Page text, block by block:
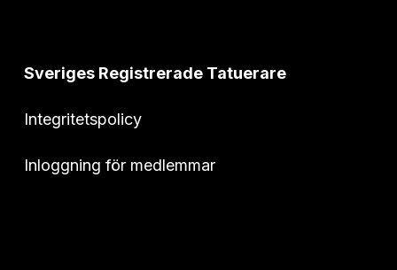
Sveriges Registrerade Tatuerare
Integritetspolicy
Inloggning för medlemmar